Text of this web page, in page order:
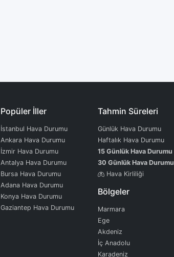
Popüler İller
İstanbul Hava Durumu
Ankara Hava Durumu
İzmir Hava Durumu
Antalya Hava Durumu
Bursa Hava Durumu
Adana Hava Durumu
Konya Hava Durumu
Gaziantep Hava Durumu
Tahmin Süreleri
Günlük Hava Durumu
Haftalık Hava Durumu
15 Günlük Hava Durumu
30 Günlük Hava Durumu
Hava Kirliliği
Bölgeler
Marmara
Ege
Akdeniz
İç Anadolu
Karadeniz